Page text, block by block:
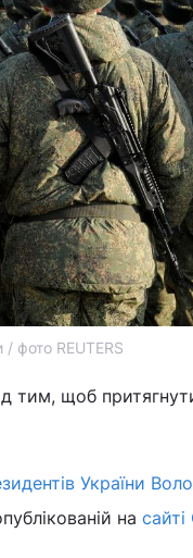
фото REUTERS
тим, щоб
України
на сайті